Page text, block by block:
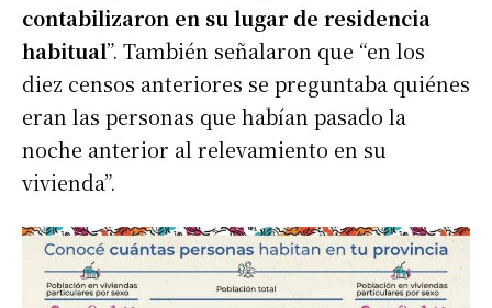
contabilizaron en su lugar de residencia
habitual”. También señalaron que “en los
diez censos anteriores se preguntaba quiénes
eran las personas que habían pasado la
noche anterior al relevamiento en su
vivienda”.